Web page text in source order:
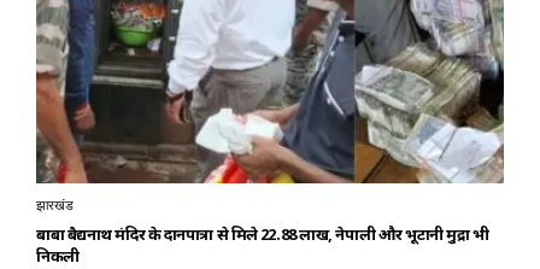
झारखंड
बाबा बैद्यनाथ मंदिर के दानपात्रों से मिले ₹22.88 लाख, नेपाली और भूटानी मुद्रा भी
निकली